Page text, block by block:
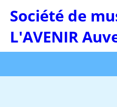
Société de
L'AVENIR